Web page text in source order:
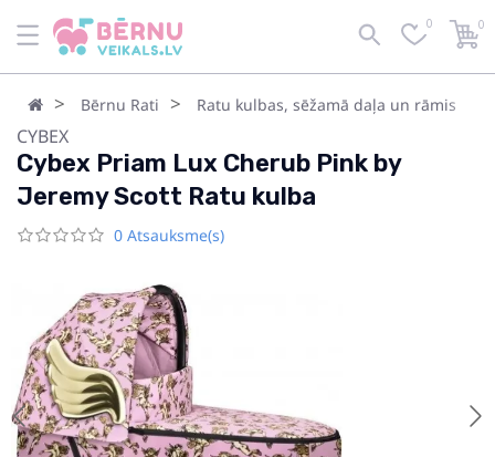
0 0
Bērnu Rati Ratu kulbas, sēžamā daļa un rāmis
CYBEX
Cybex Priam Lux Cherub Pink by
Jeremy Scott Ratu kulba
0 Atsauksme(s)